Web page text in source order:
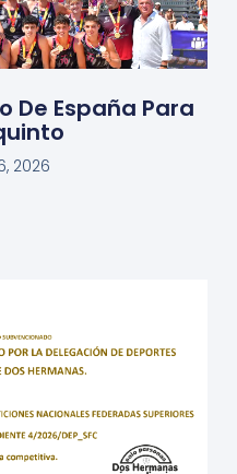
De España Para
2026